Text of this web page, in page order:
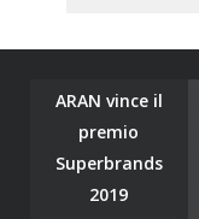
ARAN vince il
premio
Superbrands
2019